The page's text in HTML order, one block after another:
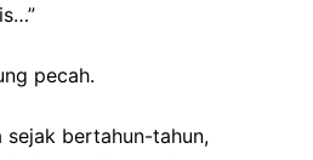
pecah.
bertahun-tahun,